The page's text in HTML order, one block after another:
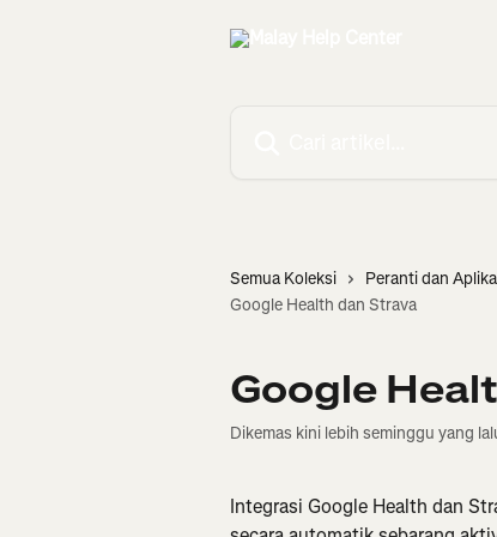
Semua Koleksi Peranti dan
Google Health dan Strava
Google
Dikemas kini lebih seminggu yang
Integrasi Google Health dan